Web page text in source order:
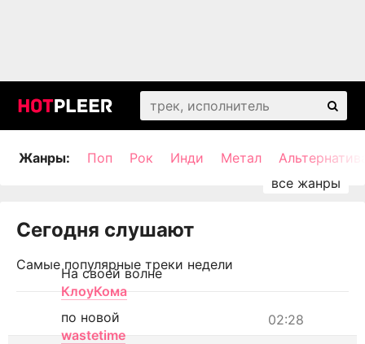
Жанры: Поп Рок Инди Метал
Сегодня слушают
Самые популярные треки недели
На своей волне
КлоуКома
02:28
по новой
wastetime